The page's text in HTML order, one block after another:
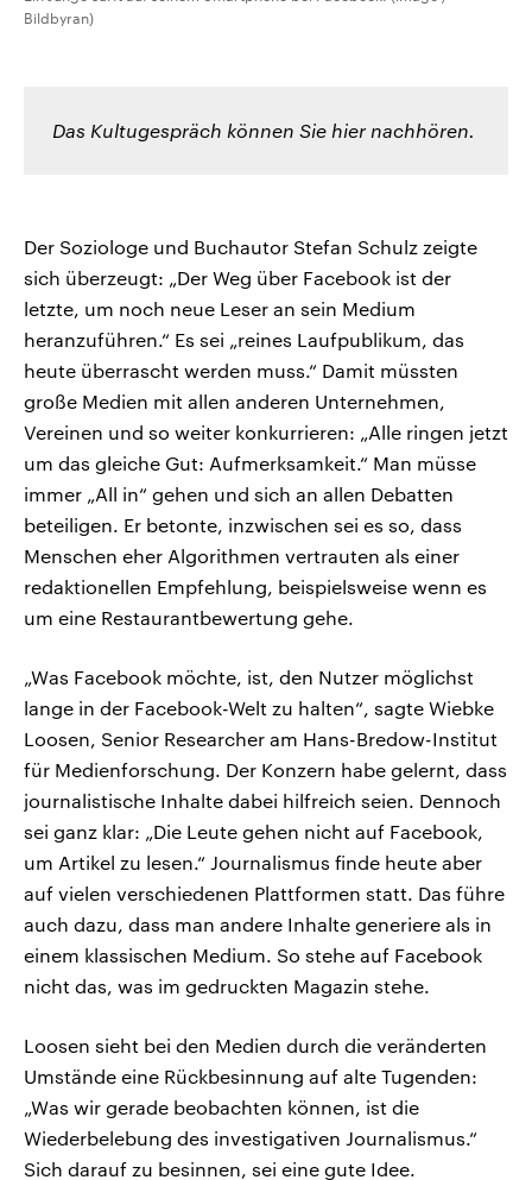
Bildbyran)
Das Kultugespräch können Sie hier nachhören.
Der Soziologe und Buchautor Stefan Schulz zeigte
sich überzeugt: „Der Weg über Facebook ist der
letzte, um noch neue Leser an sein Medium
heranzuführen.“ Es sei „reines Laufpublikum, das
heute überrascht werden muss.“ Damit müssten
große Medien mit allen anderen Unternehmen,
Vereinen und so weiter konkurrieren: „Alle ringen jetzt
um das gleiche Gut: Aufmerksamkeit.“ Man müsse
immer „All in“ gehen und sich an allen Debatten
beteiligen. Er betonte, inzwischen sei es so, dass
Menschen eher Algorithmen vertrauten als einer
redaktionellen Empfehlung, beispielsweise wenn es
um eine Restaurantbewertung gehe.
„Was Facebook möchte, ist, den Nutzer möglichst
lange in der Facebook-Welt zu halten“, sagte Wiebke
Loosen, Senior Researcher am Hans-Bredow-Institut
für Medienforschung. Der Konzern habe gelernt, dass
journalistische Inhalte dabei hilfreich seien. Dennoch
sei ganz klar: „Die Leute gehen nicht auf Facebook,
um Artikel zu lesen.“ Journalismus finde heute aber
auf vielen verschiedenen Plattformen statt. Das führe
auch dazu, dass man andere Inhalte generiere als in
einem klassischen Medium. So stehe auf Facebook
nicht das, was im gedruckten Magazin stehe.
Loosen sieht bei den Medien durch die veränderten
Umstände eine Rückbesinnung auf alte Tugenden:
„Was wir gerade beobachten können, ist die
Wiederbelebung des investigativen Journalismus.“
Sich darauf zu besinnen, sei eine gute Idee.